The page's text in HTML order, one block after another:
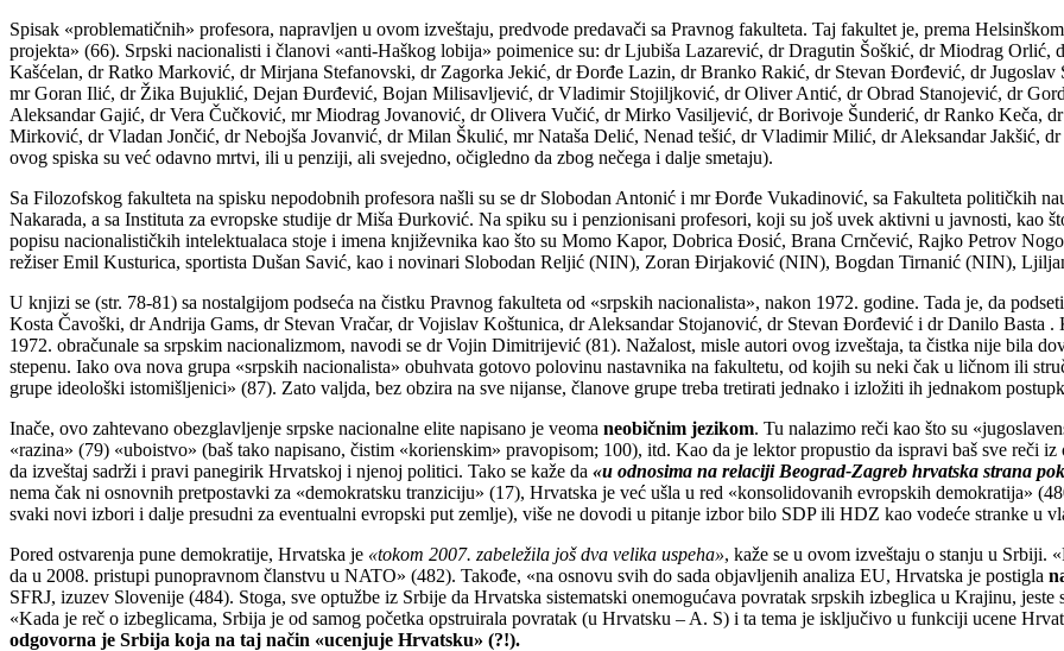
Spisak «problematičnih» profesora, napravljen u ovom izveštaju, predvode predavači sa Pravnog fakulteta. Taj fakultet je, prema
projekta» (66). Srpski nacionalisti i članovi «anti-Haškog lobija» poimenice su: dr Ljubiša Lazarević, dr Dragutin Šoškić, dr Miodrag
Kašćelan, dr Ratko Marković, dr Mirjana Stefanovski, dr Zagorka Jekić, dr Đorđe Lazin, dr Branko Rakić, dr Stevan Đorđević, dr
mr Goran Ilić, dr Žika Bujuklić, Dejan Đurđević, Bojan Milisavljević, dr Vladimir Stojiljković, dr Oliver Antić, dr Obrad Stanojević, dr
Aleksandar Gajić, dr Vera Čučković, mr Miodrag Jovanović, dr Olivera Vučić, dr Mirko Vasiljević, dr Borivoje Šunderić, dr Ranko
Mirković, dr Vladan Jončić, dr Nebojša Jovanvić, dr Milan Škulić, mr Nataša Delić, Nenad tešić, dr Vladimir Milić, dr Aleksandar Jakšić,
ovog spiska su već odavno mrtvi, ili u penziji, ali svejedno, očigledno da zbog nečega i dalje smetaju).
Sa Filozofskog fakulteta na spisku nepodobnih profesora našli su se dr Slobodan Antonić i mr Đorđe Vukadinović, sa Fakulteta političkih
Nakarada, a sa Instituta za evropske studije dr Miša Đurković. Na spiku su i penzionisani profesori, koji su još uvek aktivni u javnosti, kao
popisu nacionalističkih intelektualaca stoje i imena književnika kao što su Momo Kapor, Dobrica Đosić, Brana Crnčević, Rajko Petrov
režiser Emil Kusturica, sportista Dušan Savić, kao i novinari Slobodan Reljić (NIN), Zoran Đirjaković (NIN), Bogdan Tirnanić (NIN),
U knjizi se (str. 78-81) sa nostalgijom podseća na čistku Pravnog fakulteta od «srpskih nacionalista», nakon 1972. godine. Tada je, da
Kosta Čavoški, dr Andrija Gams, dr Stevan Vračar, dr Vojislav Koštunica, dr Aleksandar Stojanović, dr Stevan Đorđević i dr Danilo Basta .
1972. obračunale sa srpskim nacionalizmom, navodi se dr Vojin Dimitrijević (81). Nažalost, misle autori ovog izveštaja, ta čistka nije bila
stepenu. Iako ova nova grupa «srpskih nacionalista» obuhvata gotovo polovinu nastavnika na fakultetu, od kojih su neki čak u ličnom ili
grupe ideološki istomišljenici» (87). Zato valjda, bez obzira na sve nijanse, članove grupe treba tretirati jednako i izložiti ih jednakom
Inače, ovo zahtevano obezglavljenje srpske nacionalne elite napisano je veoma neobičnim jezikom. Tu nalazimo reči kao što su
«razina» (79) «uboistvo» (baš tako napisano, čistim «korienskim» pravopisom; 100), itd. Kao da je lektor propustio da ispravi baš sve reči
da izveštaj sadrži i pravi panegirik Hrvatskoj i njenoj politici. Tako se kaže da «u odnosima na relaciji Beograd-Zagreb hrvatska strana
nema čak ni osnovnih pretpostavki za «demokratsku tranziciju» (17), Hrvatska je već ušla u red «konsolidovanih evropskih demokratija»
svaki novi izbori i dalje presudni za eventualni evropski put zemlje), više ne dovodi u pitanje izbor bilo SDP ili HDZ kao vodeće stranke u
Pored ostvarenja pune demokratije, Hrvatska je «tokom 2007. zabeležila još dva velika uspeha», kaže se u ovom izveštaju o stanju u Srbiji.
da u 2008. pristupi punopravnom članstvu u NATO» (482). Takođe, «na osnovu svih do sada objavljenih analiza EU, Hrvatska je postigla
SFRJ, izuzev Slovenije (484). Stoga, sve optužbe iz Srbije da Hrvatska sistematski onemogućava povratak srpskih izbeglica u Krajinu,
«Kada je reč o izbeglicama, Srbija je od samog početka opstruirala povratak (u Hrvatsku – A. S) i ta tema je isključivo u funkciji ucene
odgovorna je Srbija koja na taj način «ucenjuje Hrvatsku» (?!).